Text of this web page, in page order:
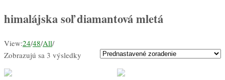
himalájska soľ diamantová mletá
View:24/48/All/
Zobrazujú sa 3 výsledky